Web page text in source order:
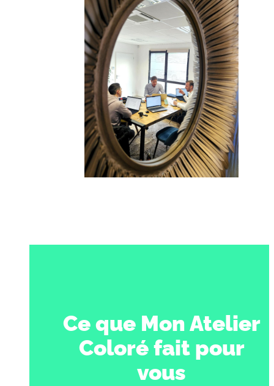
Ce que Mon Atelier
Coloréfait pour
vous